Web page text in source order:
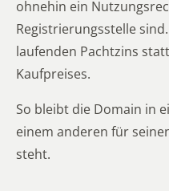
ohnehin ein
Registrierungsstelle
laufenden Pachtzins
Kaufpreises.
So bleibt die Domain in
einem anderen für
steht.